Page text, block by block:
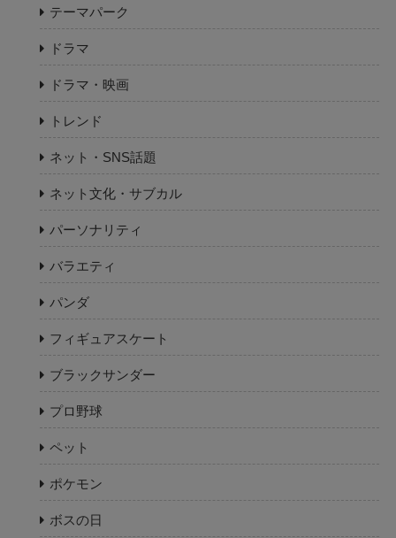
テーマパーク
ドラマ
ドラマ・映画
トレンド
ネット・SNS話題
ネット文化・サブカル
パーソナリティ
バラエティ
パンダ
フィギュアスケート
ブラックサンダー
プロ野球
ペット
ポケモン
ボスの日